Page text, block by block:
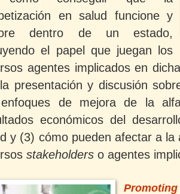
en salud funcione y
dentro de un estado,
el papel que juegan los
agentes implicados en
presentación y discusión
de mejora de la
económicos del
y (3) cómo pueden afectar a la
stakeholders o agentes